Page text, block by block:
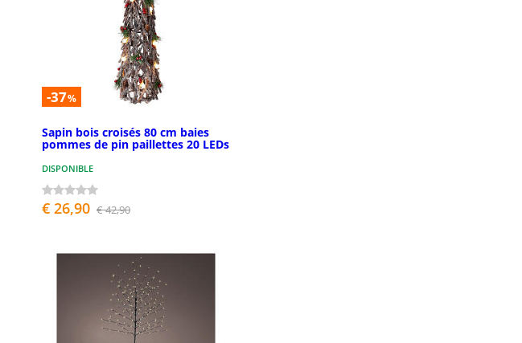
-37%
Sapin bois croisés 80 cm baies
pommes de pin paillettes 20 LEDs
DISPONIBLE
€ 26,90 € 42,90